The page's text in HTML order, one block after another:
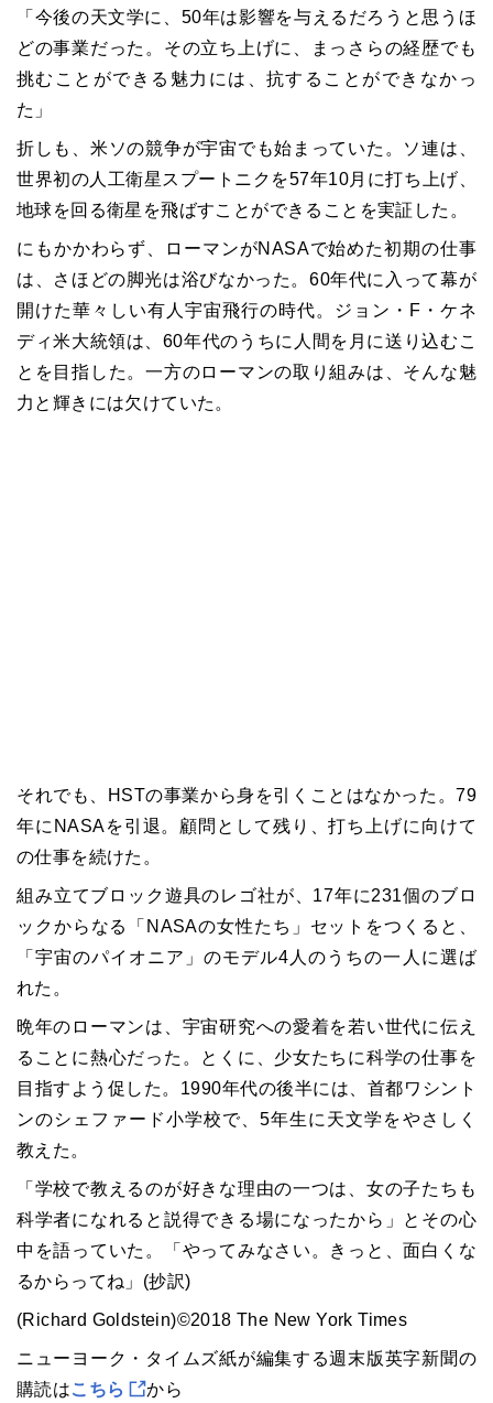
「今後の天文学に、50年は影響を与えるだろうと思うほ
どの事業だった。その立ち上げに、まっさらの経歴でも
挑むことができる魅力には、抗することができなかっ
た」
折しも、米ソの競争が宇宙でも始まっていた。ソ連は、
世界初の人工衛星スプートニクを57年10月に打ち上げ、
地球を回る衛星を飛ばすことができることを実証した。
にもかかわらず、ローマンがNASAで始めた初期の仕事
は、さほどの脚光は浴びなかった。60年代に入って幕が
開けた華々しい有人宇宙飛行の時代。ジョン・F・ケネ
ディ米大統領は、60年代のうちに人間を月に送り込むこ
とを目指した。一方のローマンの取り組みは、そんな魅
力と輝きには欠けていた。
それでも、HSTの事業から身を引くことはなかった。79
年にNASAを引退。顧問として残り、打ち上げに向けて
の仕事を続けた。
組み立てブロック遊具のレゴ社が、17年に231個のブロ
ックからなる「NASAの女性たち」セットをつくると、
「宇宙のパイオニア」のモデル4人のうちの一人に選ば
れた。
晩年のローマンは、宇宙研究への愛着を若い世代に伝え
ることに熱心だった。とくに、少女たちに科学の仕事を
目指すよう促した。1990年代の後半には、首都ワシント
ンのシェファード小学校で、5年生に天文学をやさしく
教えた。
「学校で教えるのが好きな理由の一つは、女の子たちも
科学者になれると説得できる場になったから」とその心
中を語っていた。「やってみなさい。きっと、面白くな
るからってね」(抄訳)
(Richard Goldstein)©2018 The New York Times
ニューヨーク・タイムズ紙が編集する週末版英字新聞の
購読はこちら から